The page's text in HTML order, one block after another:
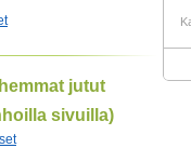
jutut
sivuilla)